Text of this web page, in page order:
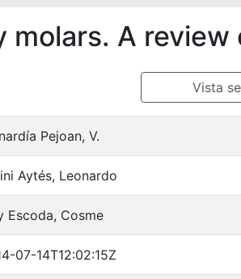
molars. A review
Vista
Pejoan, V.
Aytés, Leonardo
Escoda, Cosme
07-14T12:02:15Z